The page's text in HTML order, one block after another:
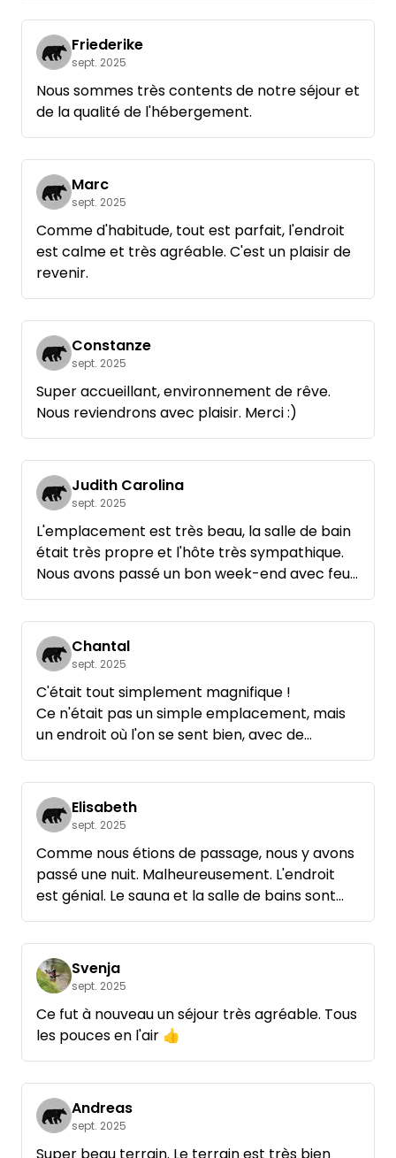
Friederike
sept. 2025
Nous sommes très contents de notre séjour et
de la qualité de l'hébergement.
Marc
sept. 2025
Comme d'habitude, tout est parfait, l'endroit
est calme et très agréable. C'est un plaisir de
revenir.
Constanze
sept. 2025
Super accueillant, environnement de rêve.
Nous reviendrons avec plaisir. Merci :)
Judith Carolina
sept. 2025
L'emplacement est très beau, la salle de bain
était très propre et l'hôte très sympathique.
Nous avons passé un bon week-end avec feu
de camp et pain de canne. Et les enfants ont
tout de suite dit qu'ils voulaient y retourner 😊
Chantal
sept. 2025
C'était tout simplement magnifique !
Ce n'était pas un simple emplacement, mais
un endroit où l'on se sent bien, avec de
nombreux détails soignés.
Merci pour ce beau week-end !
Elisabeth
sept. 2025
Comme nous étions de passage, nous y avons
passé une nuit. Malheureusement. L'endroit
est génial. Le sauna et la salle de bains sont
super. Andreas est un hôte très sympathique.
Nous ne pouvons que le recommander.
Svenja
sept. 2025
Ce fut à nouveau un séjour très agréable. Tous
les pouces en l'air 👍
Andreas
sept. 2025